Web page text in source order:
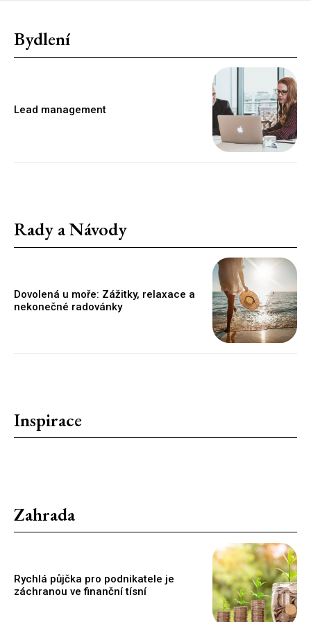
Bydlení
Lead management
Rady a Návody
Dovolená u moře: Zážitky, relaxace a
nekonečné radovánky
Inspirace
Zahrada
Rychlá půjčka pro podnikatele je
záchranou ve finanční tísní